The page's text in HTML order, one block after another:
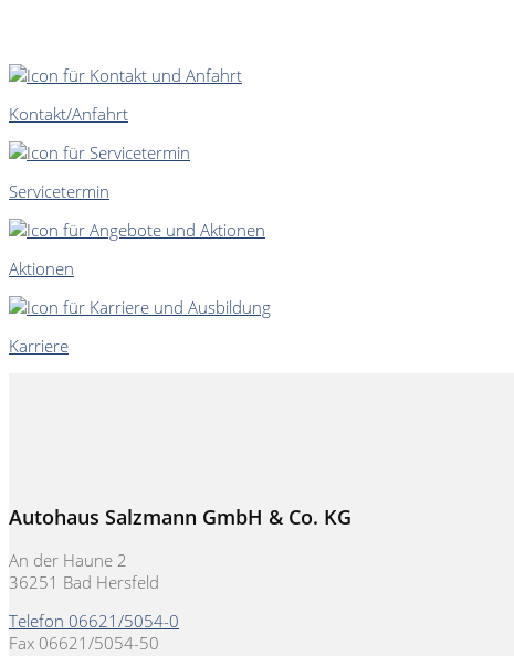
Kontakt/Anfahrt
Servicetermin
Aktionen
Karriere
Autohaus Salzmann GmbH & Co. KG
An der Haune 2
36251 Bad Hersfeld
Telefon 06621/5054-0
Fax 06621/5054-50